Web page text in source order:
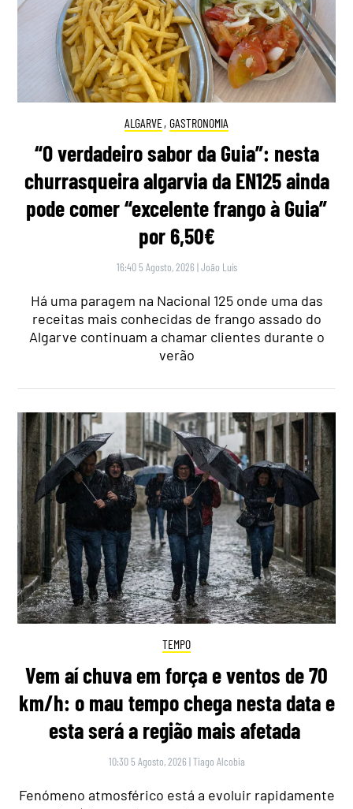
ALGARVE, GASTRONOMIA
“O verdadeiro sabor da Guia”: nesta
churrasqueira algarvia da EN125 ainda
pode comer “excelente frango à Guia”
por 6,50€
16:40 5 Agosto, 2026 |João Luís
Há uma paragem na Nacional 125 onde uma das
receitas mais conhecidas de frango assado do
Algarve continuam a chamar clientes durante o
verão
TEMPO
Vem aí chuva em força e ventos de 70
km/h: o mau tempo chega nesta data e
esta será a região mais afetada
10:30 5 Agosto, 2026 |Tiago Alcobia
Fenómeno atmosférico está a evoluir rapidamente